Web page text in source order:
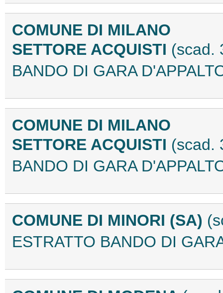
COMUNE DI MILANO
SETTORE ACQUISTI (scad.
BANDO DI GARA
COMUNE DI MILANO
SETTORE ACQUISTI (scad.
BANDO DI GARA
COMUNE DI MINORI (SA)
ESTRATTO BANDO DI